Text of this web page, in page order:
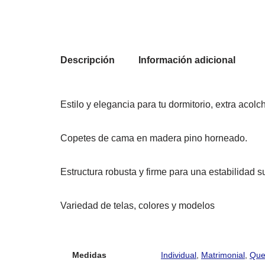
Descripción Información adicional
Estilo y elegancia para tu dormitorio, extra
Copetes de cama en madera pino horneado.
Estructura robusta y firme para una estabilidad
Variedad de telas, colores y modelos
Medidas Individual Matrimonial